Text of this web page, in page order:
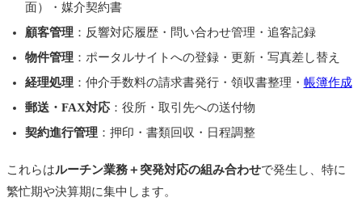
不動産1人開業と採用に関するよくある質問
あわせて読みたい
あわせて読みたい
面）・媒介契約書
顧客管理：反響対応履歴・問い合わせ管理・追客記録
物件管理：ポータルサイトへの登録・更新・写真差し替え
経理処理：仲介手数料の請求書発行・領収書整理・ 帳簿作成
郵送・FAX対応：役所・取引先への送付物
契約進行管理：押印・書類回収・日程調整
これらはルーチン業務＋突発対応の組み合わせで発生し、特に
繁忙期や決算期に集中します。